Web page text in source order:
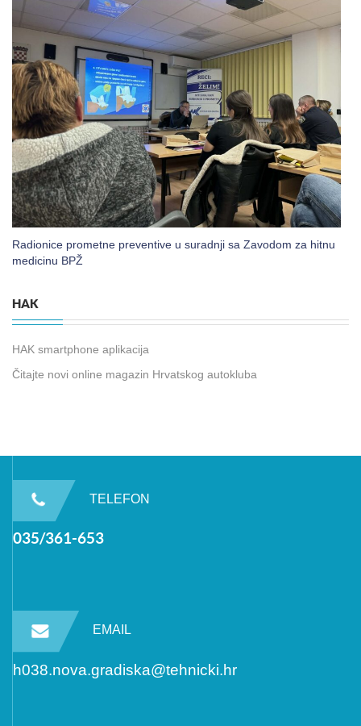
Radionice prometne preventive u suradnji sa Zavodom za hitnu
medicinu BPŽ
HAK
HAK smartphone aplikacija
Čitajte novi online magazin Hrvatskog autokluba
TELEFON
035/361-653
EMAIL
h038.nova.gradiska@tehnicki.hr